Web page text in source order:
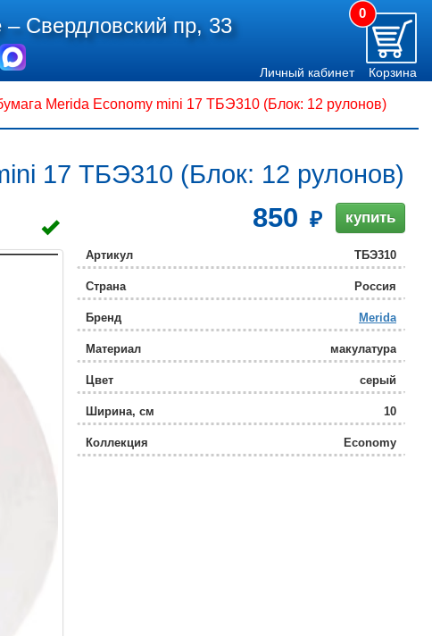
–Свердловский пр, 33
0
Личный кабинет Корзина
Merida Economy mini 17 ТБЭ310 (Блок: 12 рулонов)
17 ТБЭ310 (Блок: 12 рулонов)
850 купить
Артикул ТБЭ310
Страна Россия
Бренд Merida
Материал макулатура
Цвет серый
Ширина, см 10
Коллекция Economy